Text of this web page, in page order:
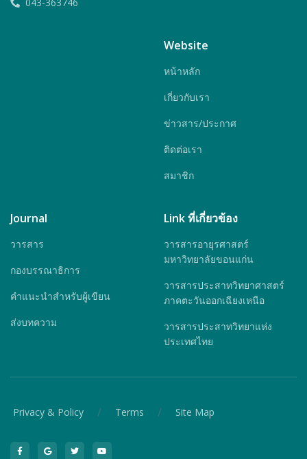
043-363746
Website
หน้าหลัก
เกี่ยวกับเรา
ข่าวสาร/ประกาศ
ติดต่อเรา
สมาชิก
Journal
วารสาร
กองบรรณาธิการ
คำแนะนำสำหรับผู้เขียน
ส่งบทความ
Link ที่เกี่ยวข้อง
วารสารอายุรศาสตร์
มหาวิทยาลัยขอนแก่น
วารสารประสาทวิทยาศาสตร์
ภาคตะวันออกเฉียงเหนือ
วารสารประสาทวิทยาแห่ง
ประเทศไทย
Privacy & Policy / Terms / Site Map